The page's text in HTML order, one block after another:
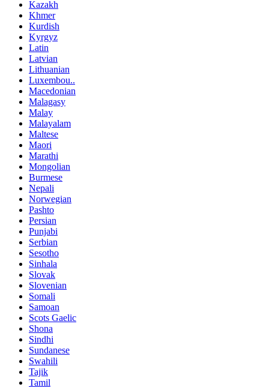
Kazakh
Khmer
Kurdish
Kyrgyz
Latin
Latvian
Lithuanian
Luxembou..
Macedonian
Malagasy
Malay
Malayalam
Maltese
Maori
Marathi
Mongolian
Burmese
Nepali
Norwegian
Pashto
Persian
Punjabi
Serbian
Sesotho
Sinhala
Slovak
Slovenian
Somali
Samoan
Scots Gaelic
Shona
Sindhi
Sundanese
Swahili
Tajik
Tamil